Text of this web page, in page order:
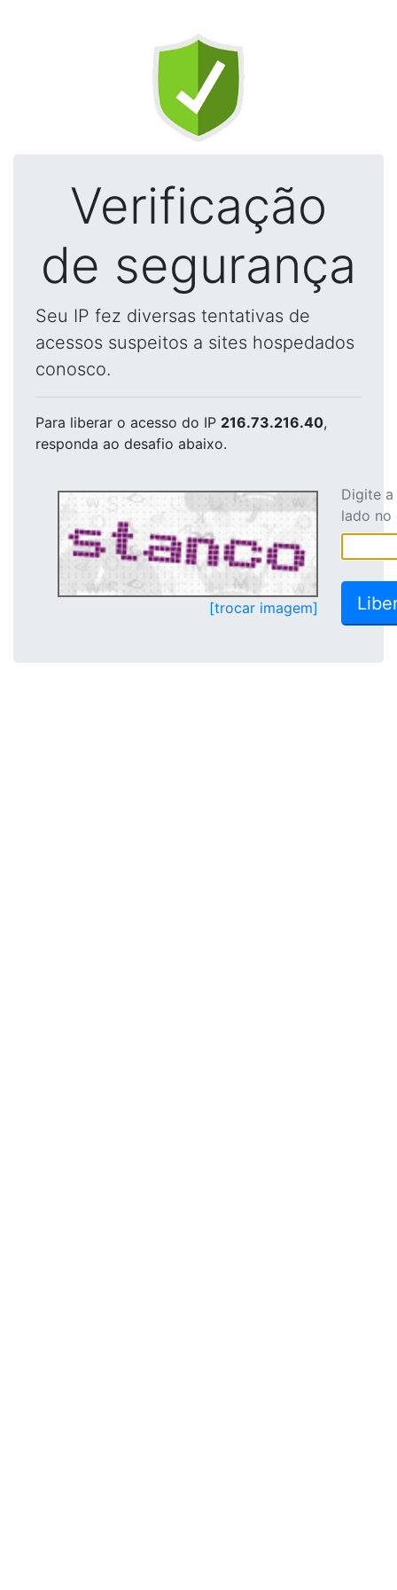
Verificação
de segurança
Seu IP fez diversas tentativas de
acessos suspeitos a sites hospedados
conosco.
Para liberar o acesso do IP 216.73.216.40,
responda ao desafio abaixo.
[trocar imagem]
Digite
lado no